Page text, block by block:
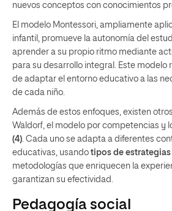
nuevos conceptos con conocimientos
El modelo Montessori, ampliamente
infantil, promueve la autonomía del
aprender a su propio ritmo mediante
para su desarrollo integral. Este modelo
de adaptar el entorno educativo a las
de cada niño.
Además de estos enfoques, existen
Waldorf, el modelo por competencias y
(4) . Cada uno se adapta a diferentes
educativas, usando tipos de
metodologías que enriquecen la
garantizan su efectividad.
Pedagogía social